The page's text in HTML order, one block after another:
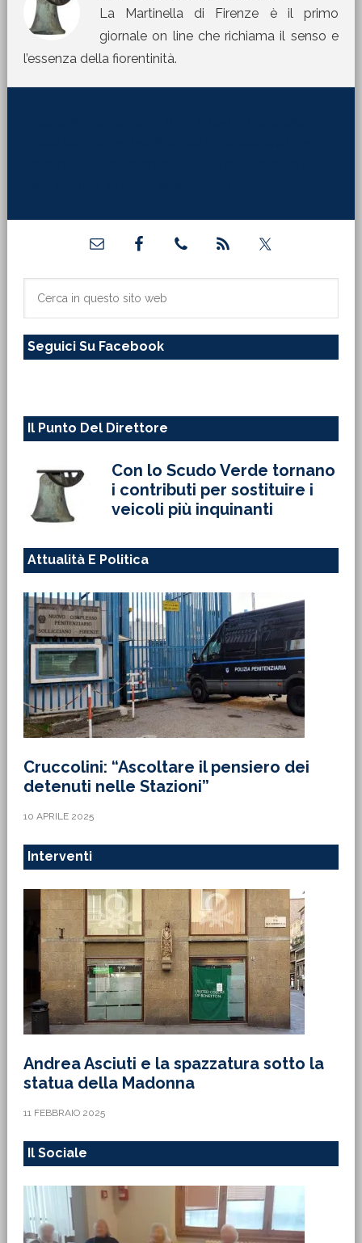
La Martinella di Firenze è il primo
giornale on line che richiama il senso e
l’essenza della fiorentinità.
primaria
sito
Seguici Su Facebook
Il Punto Del Direttore
Con lo Scudo Verde tornano
i contributi per sostituire i
veicoli più inquinanti
Attualità E Politica
Cruccolini: “Ascoltare il pensiero dei
detenuti nelle Stazioni”
10 APRILE 2025
Interventi
Andrea Asciuti e la spazzatura sotto la
statua della Madonna
11 FEBBRAIO 2025
Il Sociale